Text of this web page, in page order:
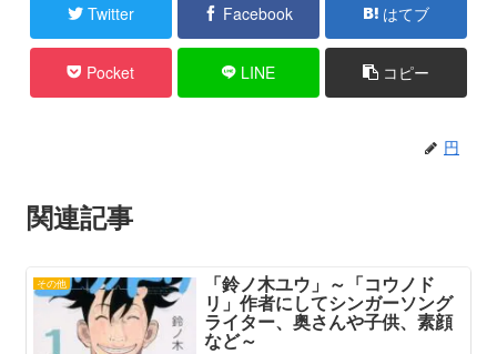
Twitter Facebook はてブ
Pocket LINE コピー
円
関連記事
その他 「鈴ノ木ユウ」～「コウノド
リ」作者にしてシンガーソング
ライター、奥さんや子供、素顔
など～